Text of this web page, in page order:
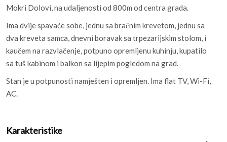
Mokri Dolovi, na udaljenosti od 800m od centra grada.
Ima dvije spavaće sobe, jednu sa bračnim krevetom, jednu sa
dva kreveta samca, dnevni boravak sa trpezarijskim stolom, i
kaučem na razvlačenje, potpuno opremljenu kuhinju, kupatilo
sa tuš kabinom i balkon sa lijepim pogledom na grad.
Stan je u potpunosti namješten i opremljen. Ima flat TV, Wi-Fi,
AC.
Karakteristike